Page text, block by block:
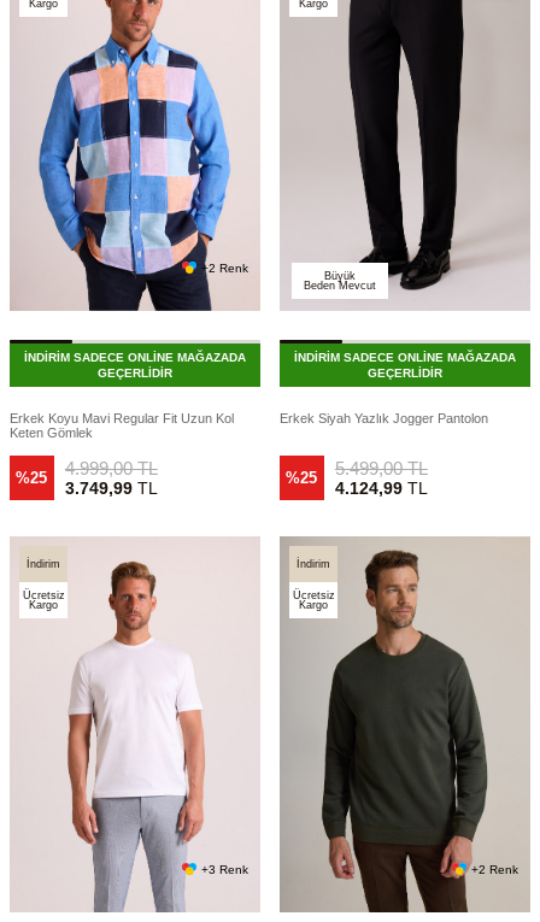
Kargo
+2 Renk
İNDİRİM SADECE ONLİNE MAĞAZADA
GEÇERLİDİR
Erkek Koyu Mavi Regular Fit Uzun Kol
Keten Gömlek
%25 4.999,00TL
3.749,99TL
Kargo
Büyük
Beden Mevcut
İNDİRİM SADECE ONLİNE MAĞAZADA
GEÇERLİDİR
Erkek Siyah Yazlık Jogger Pantolon
%25 5.499,00TL
4.124,99TL
İndirim
Ücretsiz
Kargo
+3 Renk
İndirim
Ücretsiz
Kargo
+2 Renk